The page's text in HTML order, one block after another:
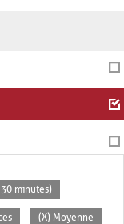
minutes)
(X) Moyenne